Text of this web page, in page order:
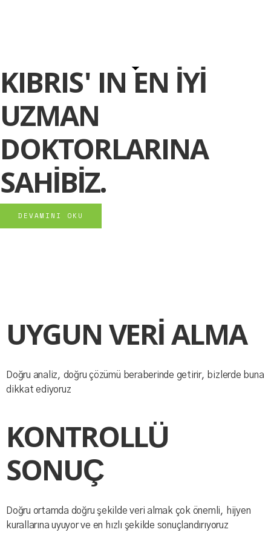
KIBRIS' IN EN İYİ
UZMAN
DOKTORLARINA
SAHİBİZ.
DEVAMINI OKU
UYGUN VERİ ALMA
Doğru analiz, doğru çözümü beraberinde getirir, bizlerde buna
dikkat ediyoruz
KONTROLLÜ
SONUÇ
Doğru ortamda doğru şekilde veri almak çok önemli, hijyen
kurallarına uyuyor ve en hızlı şekilde sonuçlandırıyoruz